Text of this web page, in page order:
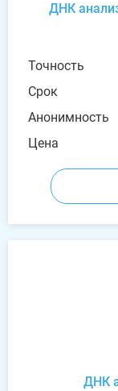
ДНК
Точность
Срок
Анонимность
Цена
ДНК